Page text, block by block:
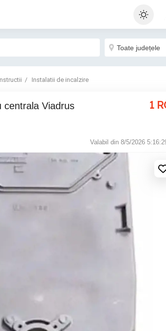
Instalatii de incalzire
1
Valabil din 8/5/2026